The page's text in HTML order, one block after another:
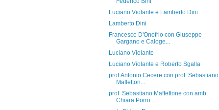
Luciano Violante e Lamberto Dini
Lamberto Dini
Francesco D'Onofrio con Giuseppe
Gargano e Caloge...
Luciano Violante
Luciano Violante e Roberto Sgalla
prof.Antonio Cecere con prof. Sebastiano
Maffetton...
prof. Sebastiano Maffettone con amb.
Chiara Porro ...